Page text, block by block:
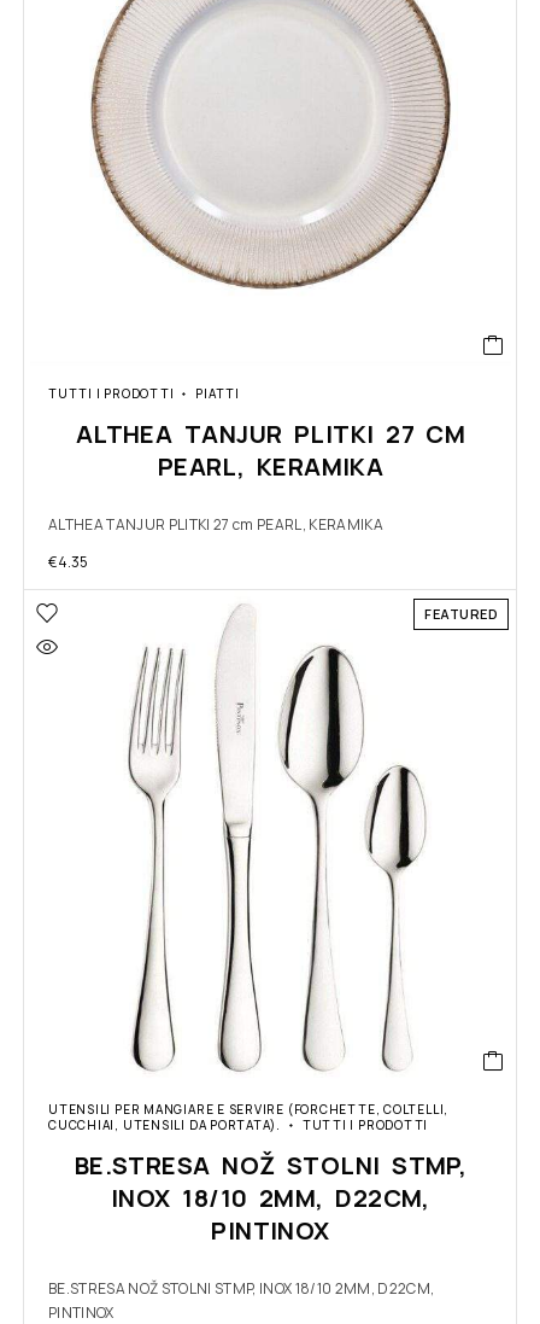
TUTTI I PRODOTTI PIATTI
ALTHEA TANJUR PLITKI 27 CM
PEARL, KERAMIKA
ALTHEA TANJUR PLITKI 27 cm PEARL, KERAMIKA
€4.35
FEATURED
UTENSILI PER MANGIARE E SERVIRE (FORCHETTE, COLTELLI,
CUCCHIAI, UTENSILI DA PORTATA).
TUTTI I PRODOTTI
BE.STRESA NOŽ STOLNI STMP,
INOX 18/10 2MM, D22CM,
PINTINOX
BE.STRESA NOŽ STOLNI STMP, INOX 18/10 2MM, D22CM,
PINTINOX